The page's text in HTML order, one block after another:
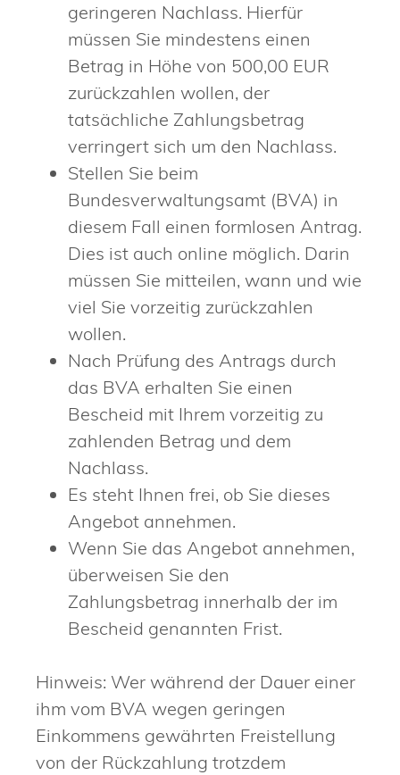
geringeren Nachlass. Hierfür
müssen Sie mindestens einen
Betrag in Höhe von 500,00 EUR
zurückzahlen wollen, der
tatsächliche Zahlungsbetrag
verringert sich um den Nachlass.
Stellen Sie beim
Bundesverwaltungsamt (BVA) in
diesem Fall einen formlosen Antrag.
Dies ist auch online möglich. Darin
müssen Sie mitteilen, wann und wie
viel Sie vorzeitig zurückzahlen
wollen.
Nach Prüfung des Antrags durch
das BVA erhalten Sie einen
Bescheid mit Ihrem vorzeitig zu
zahlenden Betrag und dem
Nachlass.
Es steht Ihnen frei, ob Sie dieses
Angebot annehmen.
Wenn Sie das Angebot annehmen,
überweisen Sie den
Zahlungsbetrag innerhalb der im
Bescheid genannten Frist.
Hinweis: Wer während der Dauer einer
ihm vom BVA wegen geringen
Einkommens gewährten Freistellung
von der Rückzahlung trotzdem